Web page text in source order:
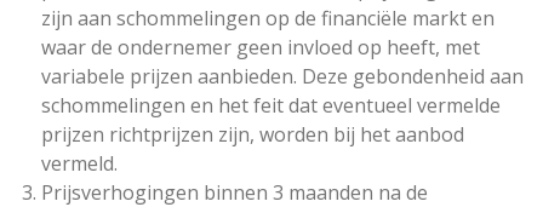
zijn aan schommelingen op de financiële markt en
waar de ondernemer geen invloed op heeft, met
variabele prijzen aanbieden. Deze gebondenheid aan
schommelingen en het feit dat eventueel vermelde
prijzen richtprijzen zijn, worden bij het aanbod
vermeld.
Prijsverhogingen binnen 3 maanden na de